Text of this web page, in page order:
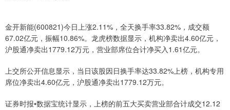
金开新能(600821)今日上涨2.11%，全天换手率33.82%，成交额
67.02亿元，振幅10.86%。龙虎榜数据显示，机构净卖出4.60亿元，
沪股通净卖出1779.12万元，营业部席位合计净买入1.61亿元。
上交所公开信息显示，当日该股因日换手率达33.82%上榜，机构专用
席位净卖出4.60亿元，沪股通净卖出1779.12万元。
证券时报•数据宝统计显示，上榜的前五大买卖营业部合计成交12.12